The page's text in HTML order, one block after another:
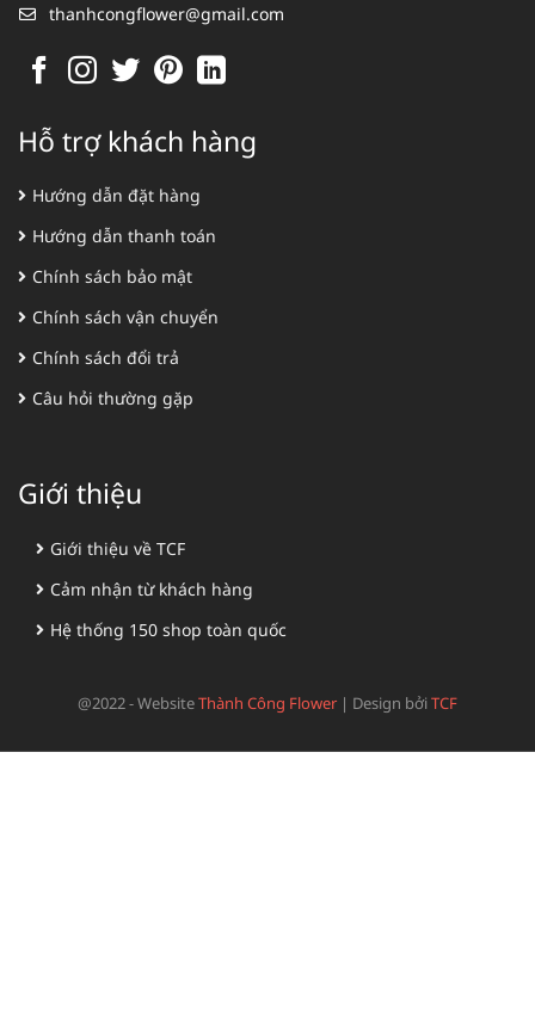
thanhcongflower@gmail.com
Hỗ trợ khách hàng
Hướng dẫn đặt hàng
Hướng dẫn thanh toán
Chính sách bảo mật
Chính sách vận chuyển
Chính sách đổi trả
Câu hỏi thường gặp
Giới thiệu
Giới thiệu về TCF
Cảm nhận từ khách hàng
Hệ thống 150 shop toàn quốc
@2022 - WebsiteThành Công Flower | Design bởiTCF